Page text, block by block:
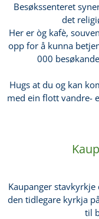
Besøkssenteret
det
Her er òg kafè,
opp for å kunna
000
Hugs at du og kan
med ein flott vandre-
Kaupanger
den tidlegare kyrkja
til